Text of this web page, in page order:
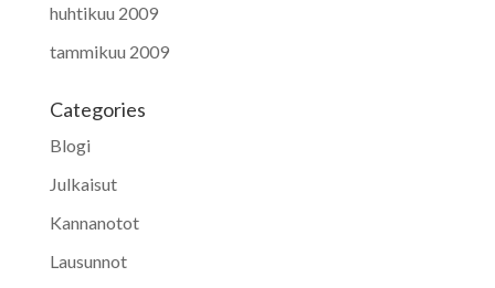
huhtikuu 2009
tammikuu 2009
Categories
Blogi
Julkaisut
Kannanotot
Lausunnot